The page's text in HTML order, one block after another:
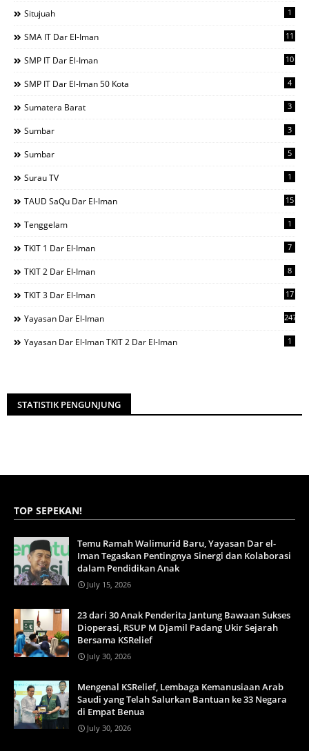
Situjuah 1
SMA IT Dar El-Iman 11
SMP IT Dar El-Iman 10
SMP IT Dar El-Iman 50 Kota 4
Sumatera Barat 3
Sumbar 3
Sumbar 5
Surau TV 1
TAUD SaQu Dar El-Iman 15
Tenggelam 1
TKIT 1 Dar El-Iman 7
TKIT 2 Dar El-Iman 8
TKIT 3 Dar El-Iman 17
Yayasan Dar El-Iman 247
Yayasan Dar El-Iman TKIT 2 Dar El-Iman 1
STATISTIK PENGUNJUNG
TOP SEPEKAN!
Temu Ramah Walimurid Baru, Yayasan Dar el-
Iman Tegaskan Pentingnya Sinergi dan Kolaborasi
dalam Pendidikan Anak
July 15, 2026
23 dari 30 Anak Penderita Jantung Bawaan Sukses
Dioperasi, RSUP M Djamil Padang Ukir Sejarah
Bersama KSRelief
July 30, 2026
Mengenal KSRelief, Lembaga Kemanusiaan Arab
Saudi yang Telah Salurkan Bantuan ke 33 Negara
di Empat Benua
July 30, 2026